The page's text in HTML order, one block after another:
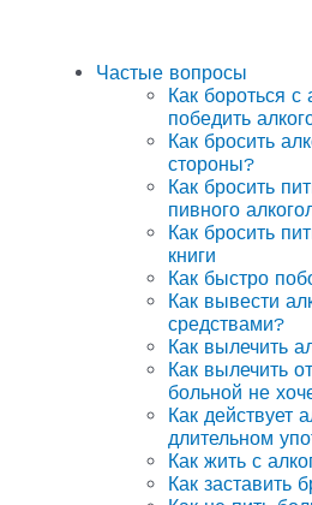
Частые вопросы
Как бороться с
победить
Как бросить
стороны?
Как бросить
пивного
Как бросить
книги
Как быстро
Как вывести
средствами?
Как вылечить
Как вылечить
больной не
Как действует
длительном
Как жить с
Как заставить